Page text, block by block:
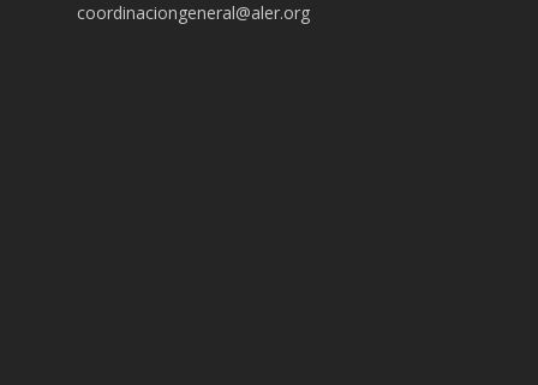
coordinaciongeneral@aler.org